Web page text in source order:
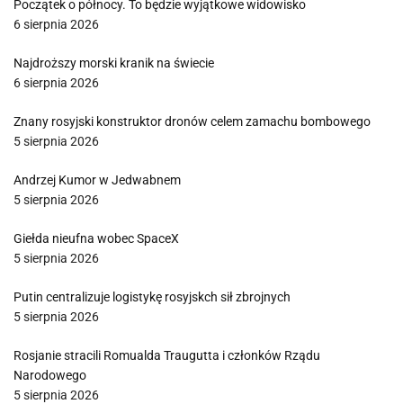
Początek o północy. To będzie wyjątkowe widowisko
6 sierpnia 2026
Najdroższy morski kranik na świecie
6 sierpnia 2026
Znany rosyjski konstruktor dronów celem zamachu bombowego
5 sierpnia 2026
Andrzej Kumor w Jedwabnem
5 sierpnia 2026
Giełda nieufna wobec SpaceX
5 sierpnia 2026
Putin centralizuje logistykę rosyjskch sił zbrojnych
5 sierpnia 2026
Rosjanie stracili Romualda Traugutta i członków Rządu
Narodowego
5 sierpnia 2026